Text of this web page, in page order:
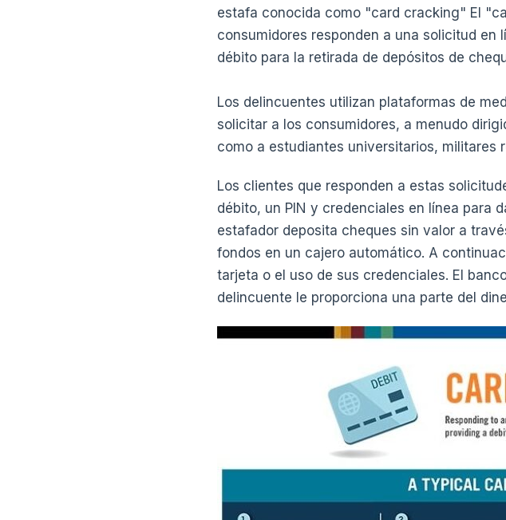
estafa conocida como "card cracking" El
consumidores responden a una solicitud
débito para la retirada de depósitos de
Los delincuentes utilizan plataformas de
solicitar a los consumidores, a menudo
como a estudiantes universitarios, militares
Los clientes que responden a estas
débito, un PIN y credenciales en línea para
estafador deposita cheques sin valor a
fondos en un cajero automático. A
tarjeta o el uso de sus credenciales. El
delincuente le proporciona una parte del